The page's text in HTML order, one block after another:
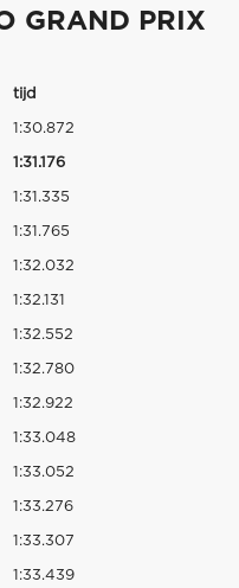
GRAND PRIX
tijd
1:30.872
1:31.176
1:31.335
1:31.765
1:32.032
1:32.131
1:32.552
1:32.780
1:32.922
1:33.048
1:33.052
1:33.276
1:33.307
1:33.439